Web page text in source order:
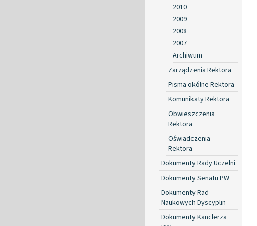
2010
2009
2008
2007
Archiwum
Zarządzenia Rektora
Pisma okólne Rektora
Komunikaty Rektora
Obwieszczenia
Rektora
Oświadczenia
Rektora
Dokumenty Rady Uczelni
Dokumenty Senatu PW
Dokumenty Rad
Naukowych Dyscyplin
Dokumenty Kanclerza